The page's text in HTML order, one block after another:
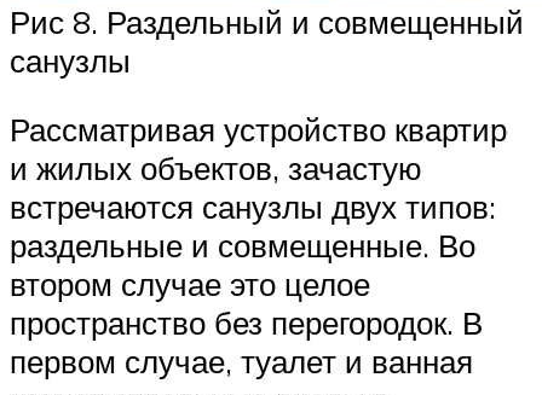
Рис 8. Раздельный и совмещенный
санузлы
Рассматривая устройство квартир
и жилых объектов, зачастую
встречаются санузлы двух типов:
раздельные и совмещенные. Во
втором случае это целое
пространство без перегородок. В
первом случае, туалет и ванная